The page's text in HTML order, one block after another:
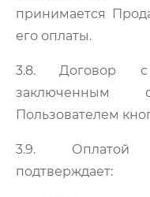
принимается
его оплаты.
3.8. Договор с
заключенным
Пользователем
3.9. Оплатой
подтверждает: